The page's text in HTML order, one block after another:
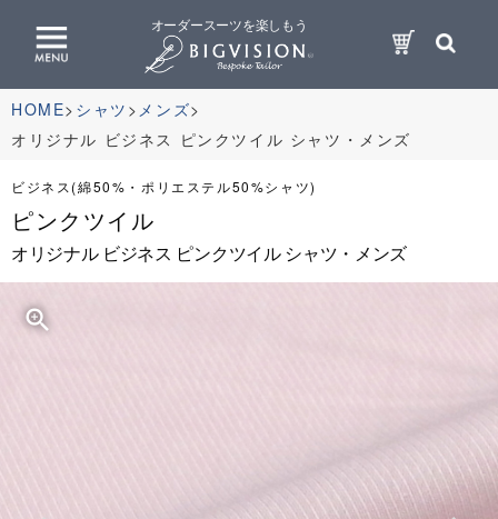
オーダースーツを楽しもう
HOME シャツ
メンズ
オリジナル ビジネス ピンクツイル シャツ・メンズ
ビジネス(綿50%・ポリエステル50%シャツ)
ピンクツイル
オリジナル ビジネス ピンクツイル シャツ・メンズ
zoom_in